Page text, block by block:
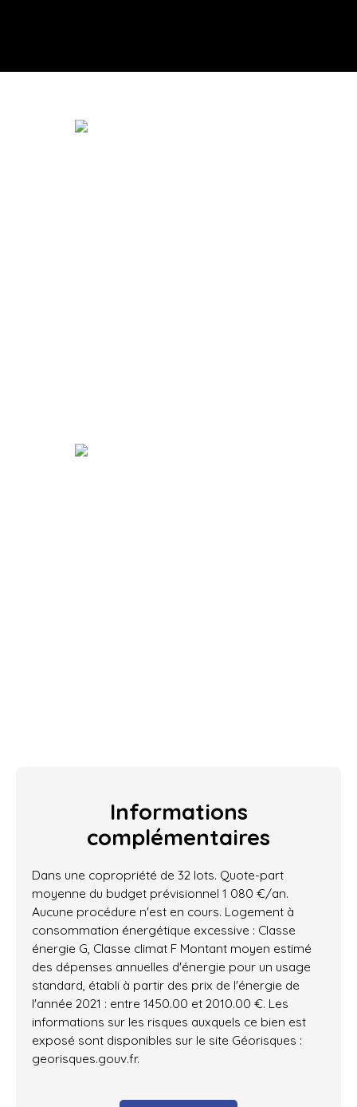
Informations
complémentaires
Dans une copropriété de 32 lots. Quote-part
moyenne du budget prévisionnel 1 080 €/an.
Aucune procédure n'est en cours. Logement à
consommation énergétique excessive : Classe
énergie G, Classe climat F Montant moyen estimé
des dépenses annuelles d'énergie pour un usage
standard, établi à partir des prix de l'énergie de
l'année 2021 : entre 1450.00 et 2010.00 €. Les
informations sur les risques auxquels ce bien est
exposé sont disponibles sur le site Géorisques :
georisques.gouv.fr.